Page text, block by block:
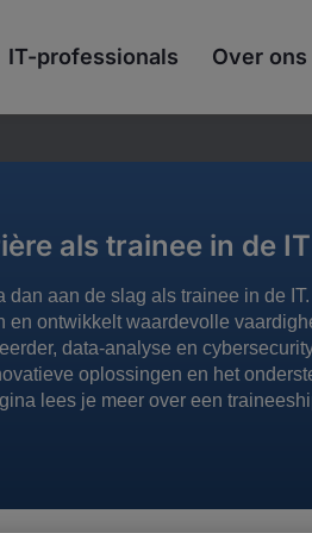
IT-professionals Over ons
als trainee in de IT
aan de slag als trainee in de
ontwikkelt waardevolle
data-analyse en
oplossingen en het
lees je meer over een